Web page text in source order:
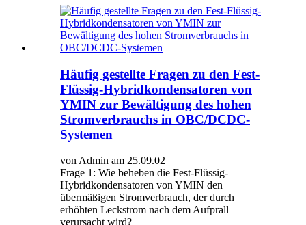
Häufig gestellte Fragen zu den Fest-
Flüssig-Hybridkondensatoren von
YMIN zur Bewältigung des hohen
Stromverbrauchs in OBC/DCDC-
Systemen
von Admin am 25.09.02
Frage 1: Wie beheben die Fest-Flüssig-
Hybridkondensatoren von YMIN den
übermäßigen Stromverbrauch, der durch
erhöhten Leckstrom nach dem Aufprall
verursacht wird?